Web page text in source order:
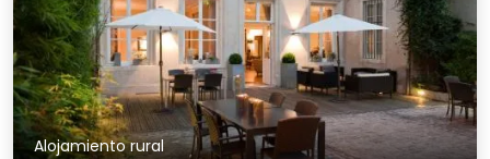
Alojamiento rural